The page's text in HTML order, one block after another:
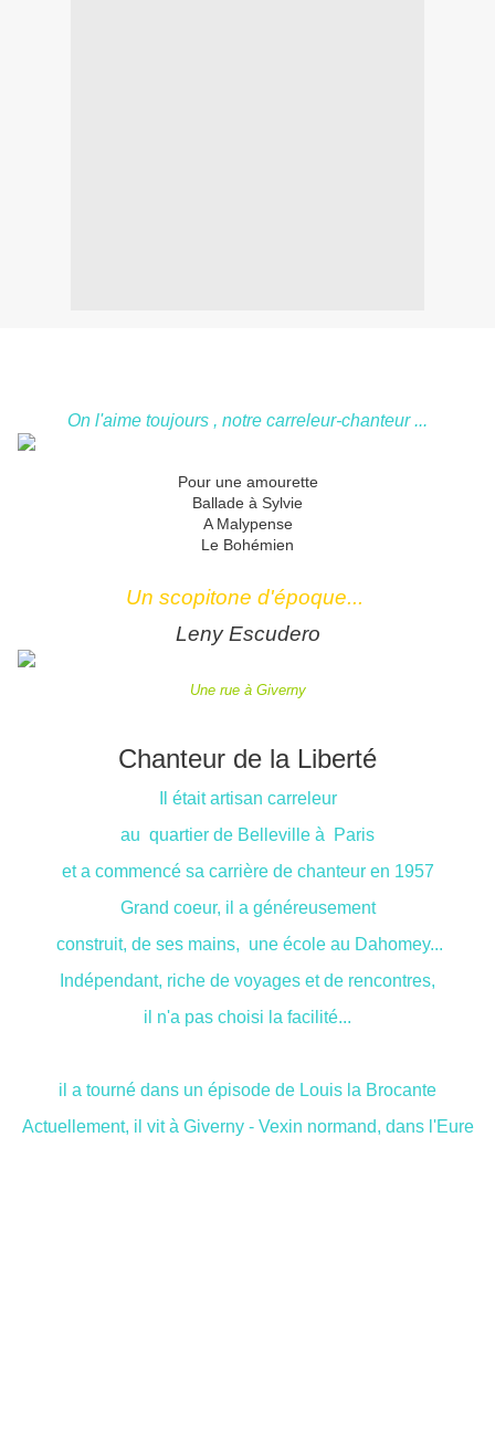
On l'aime toujours , notre carreleur-chanteur ...
Pour une amourette
Ballade à Sylvie
A Malypense
Le Bohémien
Un scopitone d'époque...
Leny Escudero
Une rue à Giverny
Chanteur de la Liberté
Il était artisan carreleur
au quartier de Belleville à Paris
et a commencé sa carrière de chanteur en 1957
Grand coeur, il a généreusement
construit, de ses mains, une école au Dahomey...
Indépendant, riche de voyages et de rencontres,
il n'a pas choisi la facilité...
il a tourné dans un épisode de Louis la Brocante
Actuellement, il vit à Giverny - Vexin normand, dans l'Eure